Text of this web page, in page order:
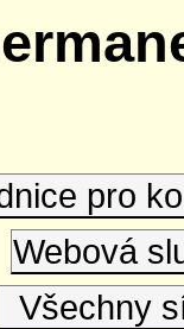
pro
Webová
Všechny